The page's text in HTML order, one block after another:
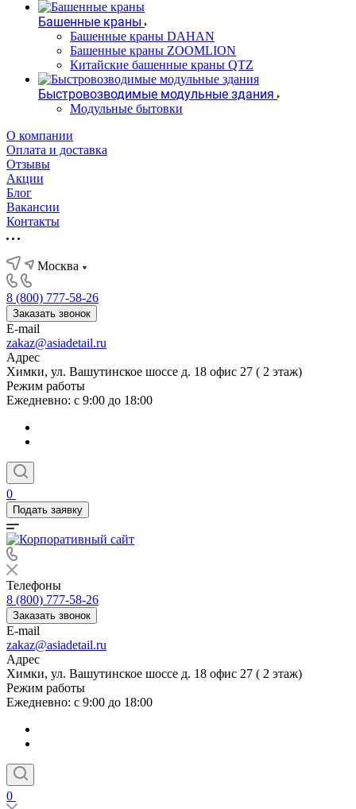
Башенные краны
Башенные краны DAHAN
Башенные краны ZOOMLION
Китайские башенные краны QTZ
Быстровозводимые модульные здания
Модульные бытовки
О компании
Оплата и доставка
Отзывы
Акции
Блог
Вакансии
Контакты
Москва
8 (800) 777-58-26
Заказать звонок
E-mail
zakaz@asiadetail.ru
Адрес
Химки, ул. Вашутинское шоссе д. 18 офис 27 ( 2 этаж)
Режим работы
Ежедневно: с 9:00 до 18:00
0
Подать заявку
Телефоны
8 (800) 777-58-26
Заказать звонок
E-mail
zakaz@asiadetail.ru
Адрес
Химки, ул. Вашутинское шоссе д. 18 офис 27 ( 2 этаж)
Режим работы
Ежедневно: с 9:00 до 18:00
0